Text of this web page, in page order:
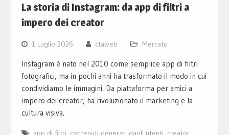
La storia di Instagram: da app di filtri a
impero dei creator
1 Luglio 2026 ctaweb Mercato
Instagram è nato nel 2010 come semplice app di filtri
fotografici, ma in pochi anni ha trasformato il modo in cui
condividiamo le immagini. Da piattaforma per amici a
impero dei creator, ha rivoluzionato il marketing e la
cultura visiva.
app di filtri, contenuti generati dagli utenti, creator